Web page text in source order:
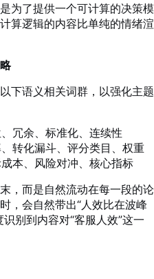
为了提供一个可计算的决策模
算逻辑的内容比单纯的情绪渲
下语义相关词群，以强化主题
、冗余、标准化、连续性
、转化漏斗、评分类目、权重
成本、风险对冲、核心指标
，而是自然流动在每一段的论
，会自然带出“人效比在波峰
别到内容对“客服人效”这一